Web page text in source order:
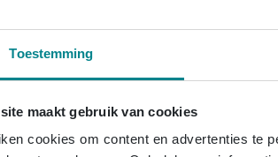
Toestemming
maakt gebruik van cookies
cookies om content en advertenties te